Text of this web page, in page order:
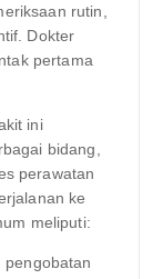
rutin,
Dokter
pertama
ini
bidang,
perawatan
ke
meliputi:
pengobatan